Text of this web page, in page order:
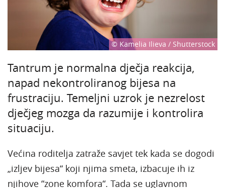
© Kamelia Ilieva / Shutterstock
Tantrum je normalna dječja reakcija,
napad nekontroliranog bijesa na
frustraciju. Temeljni uzrok je nezrelost
dječjeg mozga da razumije i kontrolira
situaciju.
Većina roditelja zatraže savjet tek kada se dogodi
„izljev bijesa“ koji njima smeta, izbacuje ih iz
njihove “zone komfora“. Tada se uglavnom